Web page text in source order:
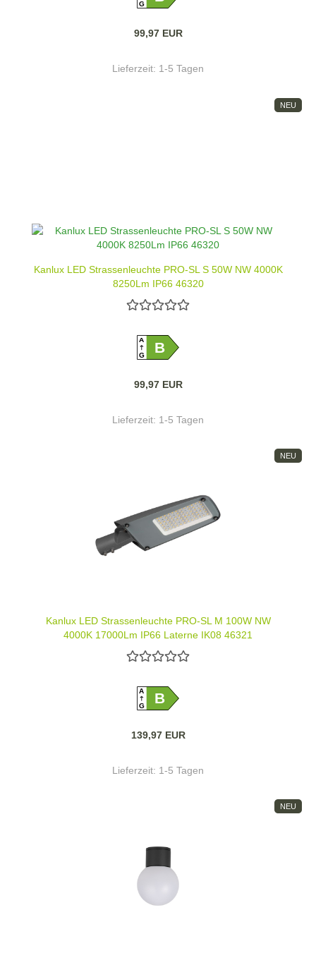
G
99,97 EUR
Lieferzeit: 1-5 Tagen
NEU
Kanlux LED Strassenleuchte PRO-SL S 50W NW 4000K
8250Lm IP66 46320
A
GB
99,97 EUR
Lieferzeit: 1-5 Tagen
NEU
Kanlux LED Strassenleuchte PRO-SL M 100W NW
4000K 17000Lm IP66 Laterne IK08 46321
A
GB
139,97 EUR
Lieferzeit: 1-5 Tagen
NEU